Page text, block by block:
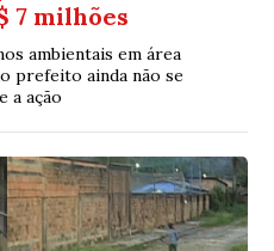
7 milhões
ambientais em área
prefeito ainda não se
a ação